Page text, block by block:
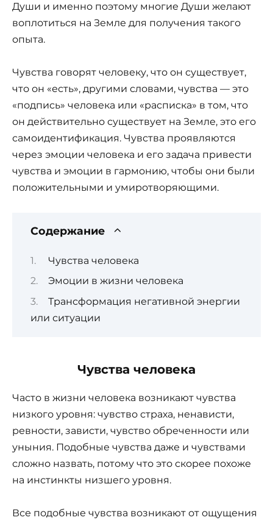
Души и именно поэтому многие Души желают
воплотиться на Земле для получения такого
опыта.
Чувства говорят человеку, что он существует,
что он «есть», другими словами, чувства — это
«подпись» человека или «расписка» в том, что
он действительно существует на Земле, это его
самоидентификация. Чувства проявляются
через эмоции человека и его задача привести
чувства и эмоции в гармонию, чтобы они были
положительными и умиротворяющими.
Содержание
Чувства человека
Эмоции в жизни человека
Трансформация негативной энергии
или ситуации
Чувства человека
Часто в жизни человека возникают чувства
низкого уровня: чувство страха, ненависти,
ревности, зависти, чувство обреченности или
уныния. Подобные чувства даже и чувствами
сложно назвать, потому что это скорее похоже
на инстинкты низшего уровня.
Все подобные чувства возникают от ощущения